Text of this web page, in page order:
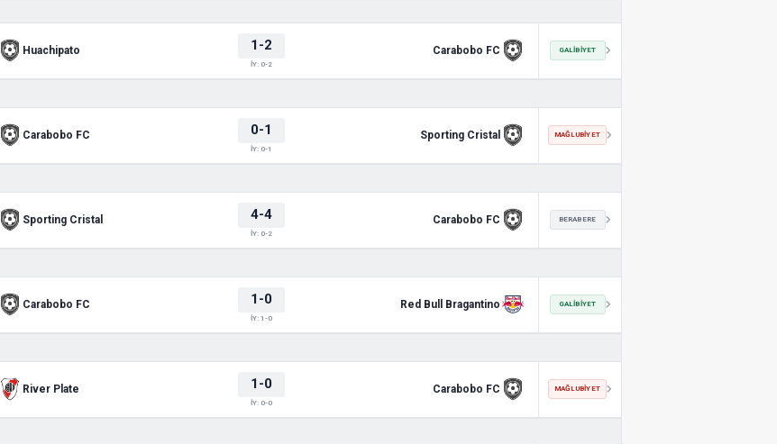
Huachipato 1-2
İY: 0-2
Carabobo FC GALIBIYET
Carabobo FC 0-1
İY: 0-1
Sporting Cristal MAĞLUBIYET
Sporting Cristal 4-4
İY: 0-2
Carabobo FC BERABERE
Carabobo FC 1-0
İY: 1-0
Red Bull Bragantino GALIBIYET
River Plate 1-0
İY: 0-0
Carabobo FC MAĞLUBIYET